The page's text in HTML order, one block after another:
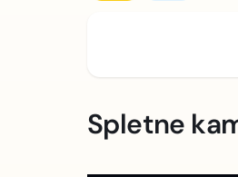
Spletne